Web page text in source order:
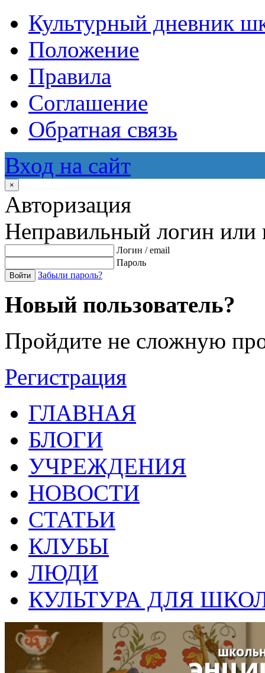
Культурный дневник
Положение
Правила
Соглашение
Обратная связь
Вход на сайт
×
Авторизация
Неправильный логин или
Логин / email
Пароль
Войти Забыли пароль?
Новый пользователь?
Пройдите не сложную
Регистрация
ГЛАВНАЯ
БЛОГИ
УЧРЕЖДЕНИЯ
НОВОСТИ
СТАТЬИ
КЛУБЫ
ЛЮДИ
КУЛЬТУРА ДЛЯ